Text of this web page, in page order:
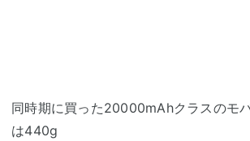
同時期に買った20000mAhクラスのモ
は440g